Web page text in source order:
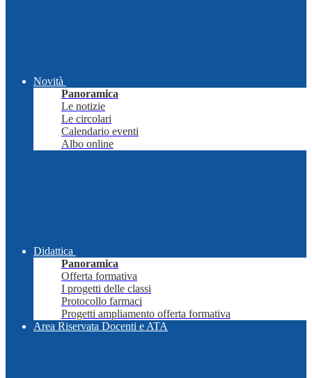
Novità
Panoramica
Le notizie
Le circolari
Calendario eventi
Albo online
Didattica
Panoramica
Offerta formativa
I progetti delle classi
Protocollo farmaci
Progetti ampliamento offerta formativa
Area Riservata Docenti e ATA